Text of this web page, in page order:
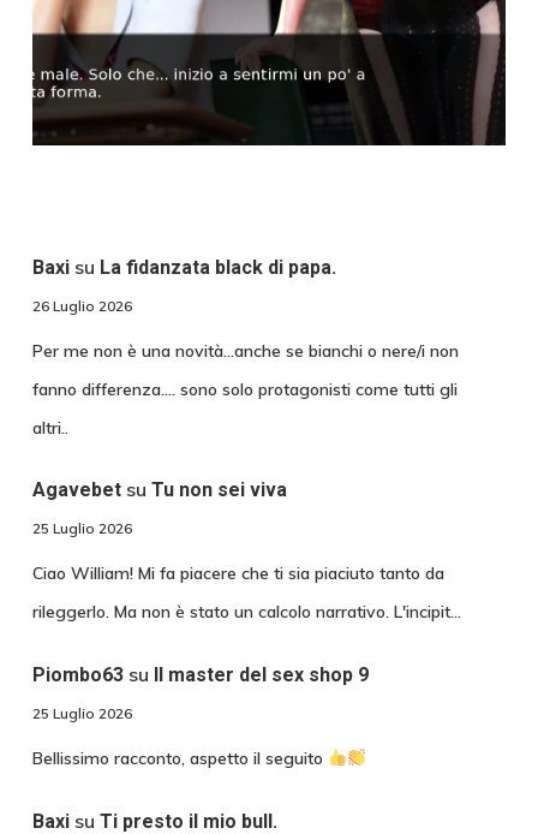
Baxisu La fidanzata black di papa.
26 Luglio 2026
Per me non è una novità...anche se bianchi o nere/i non
fanno differenza.... sono solo protagonisti come tutti gli
altri..
Agavebetsu Tu non sei viva
25 Luglio 2026
Ciao William! Mi fa piacere che ti sia piaciuto tanto da
rileggerlo. Ma non è stato un calcolo narrativo. L'incipit…
Piombo63su Il master del sex shop 9
25 Luglio 2026
Bellissimo racconto, aspetto il seguito
Baxisu Ti presto il mio bull.